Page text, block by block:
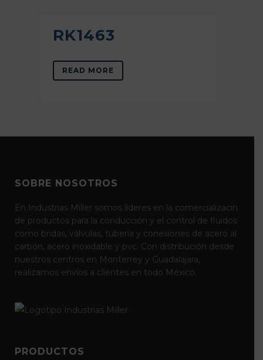
RK1463
READ MORE
SOBRE NOSOTROS
En Industrias Miller somos líderes en la comercializacin
de productos para la conducción y el control de fluidos
como bridas, válvulas, tubería y conexiones de acero al
carbón, acero inoxidable y pvc. Con distribución desde
nuestros centros en Monterrey y Guadalajara,
realizamos envíos a clientes en todo México.
PRODUCTOS